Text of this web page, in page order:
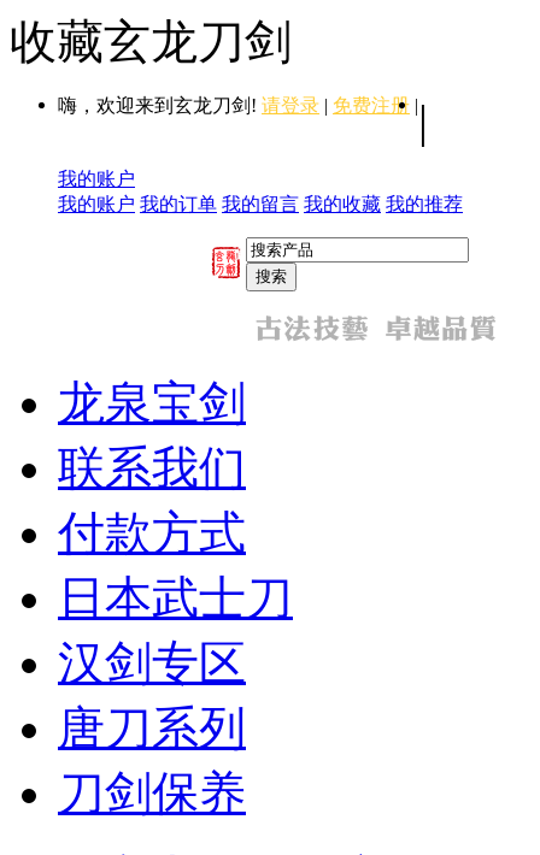
收藏玄龙刀剑
嗨，欢迎来到玄龙刀剑! 请登录 | 免费注册 | |
我的账户
我的账户 我的订单 我的留言 我的收藏 我的推荐
龙泉宝剑
联系我们
付款方式
日本武士刀
汉剑专区
唐刀系列
刀剑保养